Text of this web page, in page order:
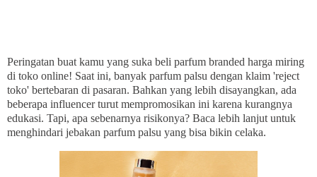
Peringatan buat kamu yang suka beli parfum branded harga miring
di toko online! Saat ini, banyak parfum palsu dengan klaim 'reject
toko' bertebaran di pasaran. Bahkan yang lebih disayangkan, ada
beberapa influencer turut mempromosikan ini karena kurangnya
edukasi. Tapi, apa sebenarnya risikonya? Baca lebih lanjut untuk
menghindari jebakan parfum palsu yang bisa bikin celaka.